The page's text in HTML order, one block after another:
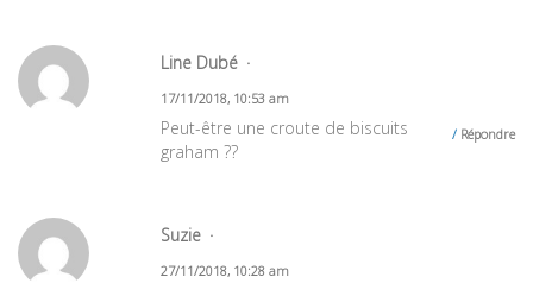
Line Dubé
17/11/2018, 10:53 am
Répondre
Peut-être une croute de biscuits
graham ??
Suzie
27/11/2018, 10:28 am